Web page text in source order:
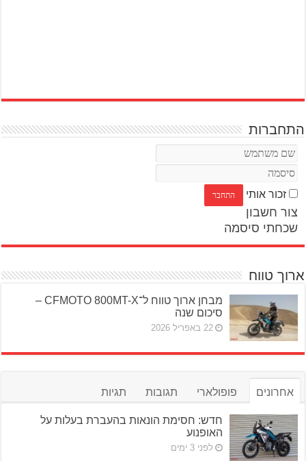
התחברות
זכור אותי
צור חשבון
שכחתי סיסמה
ארוך טווח
מבחן ארוך טווח ל־CFMOTO 800MT-X –
סיכום שנה
22 באפריל 2026
אחרונים פופולארי תגובות תגיות
חדש: חסימת הונאות בהעברת בעלות על
האופנוע
לפני 3 ימים